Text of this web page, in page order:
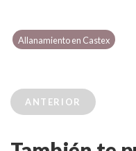
Allanamiento en Castex
ANTERIOR